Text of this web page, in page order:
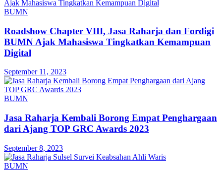
BUMN
Roadshow Chapter VIII, Jasa Raharja dan Fordigi
BUMN Ajak Mahasiswa Tingkatkan Kemampuan
Digital
September 11, 2023
BUMN
Jasa Raharja Kembali Borong Empat Penghargaan
dari Ajang TOP GRC Awards 2023
September 8, 2023
BUMN